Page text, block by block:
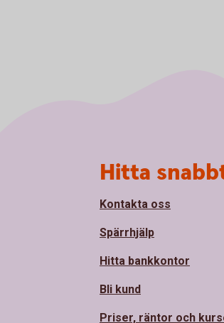
Hitta
Kontakta oss
Spärrhjälp
Hitta bankkontor
Bli kund
Priser, räntor och